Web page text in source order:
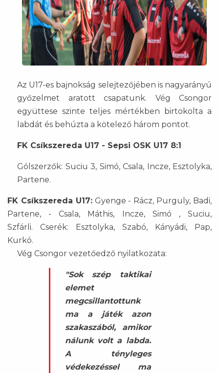
Az U17-es bajnokság selejtezőjében is nagyarányú
győzelmet aratott csapatunk. Vég Csongor
együttese szinte teljes mértékben birtokolta a
labdát és behúzta a kötelező három pontot.
FK Csíkszereda U17 - Sepsi OSK U17 8:1
Gólszerzők: Suciu 3, Simó, Csala, Incze, Esztolyka,
Partene.
FK Csíkszereda U17:Gyenge - Rácz, Purguly, Badi,
Partene, - Csala, Máthis, Incze, Simó , Suciu,
Szfárli. Cserék: Esztolyka, Szabó, Kányádi, Pap,
Kurkó.
Vég Csongor vezetőedző nyilatkozata:
"Sok szép taktikai
elemet
megcsillantottunk
ma a játék azon
szakaszából, amikor
nálunk volt a labda.
A tényleges
védekezéssel ma